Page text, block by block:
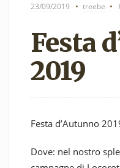
23/09/2019 treebe
Festa
2019
Festa d’Autunno
Dove: nel nostro